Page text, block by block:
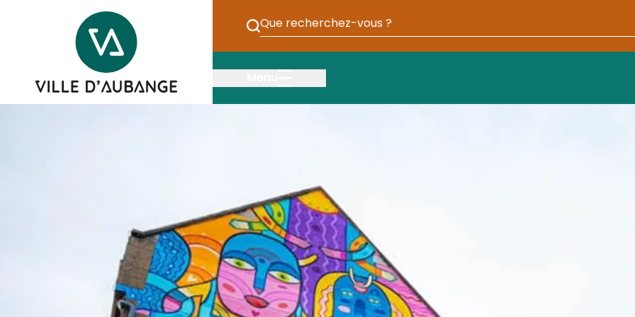
Passer au contenu principal
Entrez ici votre recherche